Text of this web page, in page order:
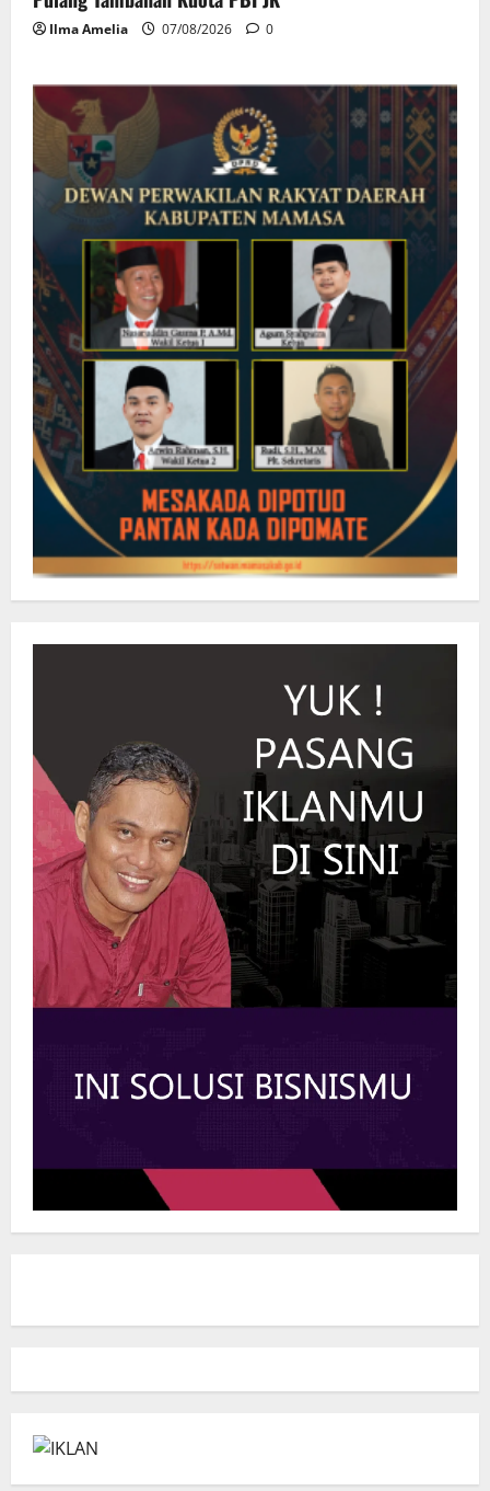
Ilma Amelia 07/08/2026 0